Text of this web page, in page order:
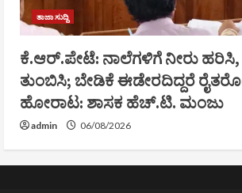
ತಾಜಾ ಸುದ್ದಿ
ಕೆ.ಆರ್.ಪೇಟೆ: ನಾಲೆಗಳಿಗೆ ನೀರು ಹರಿಸಿ,
ತುಂಬಿಸಿ; ಬೇಡಿಕೆ ಈಡೇರದಿದ್ದರೆ
ಹೋರಾಟ: ಶಾಸಕ ಹೆಚ್.ಟಿ. ಮಂಜು
admin 06/08/2026